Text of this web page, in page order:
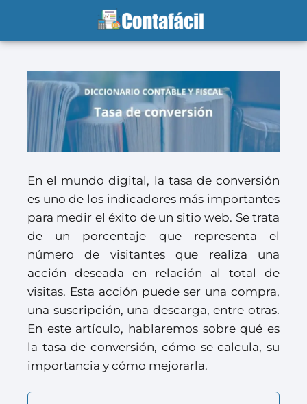
En el mundo digital, la tasa de conversión
es uno de los indicadores más importantes
para medir el éxito de un sitio web. Se trata
de un porcentaje que representa el
número de visitantes que realiza una
acción deseada en relación al total de
visitas. Esta acción puede ser una compra,
una suscripción, una descarga, entre otras.
En este artículo, hablaremos sobre qué es
la tasa de conversión, cómo se calcula, su
importancia y cómo mejorarla.